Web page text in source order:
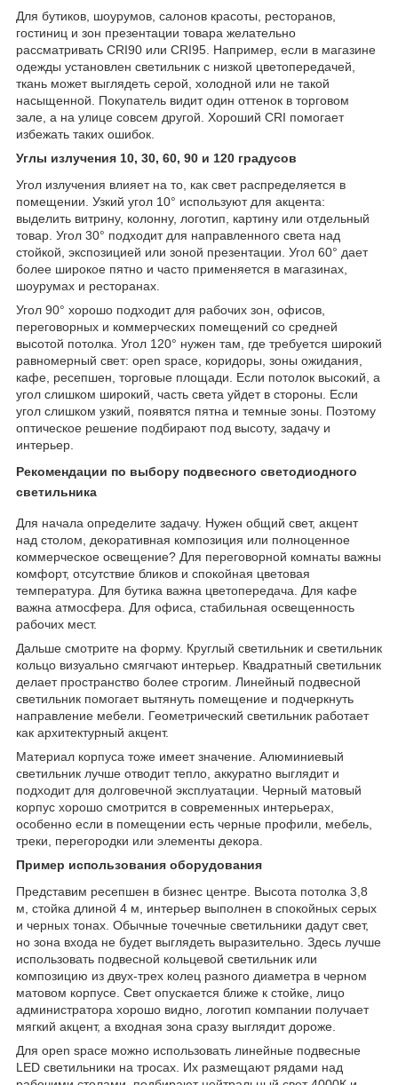
Для бутиков, шоурумов, салонов красоты, ресторанов,
гостиниц и зон презентации товара желательно
рассматривать CRI90 или CRI95. Например, если в магазине
одежды установлен светильник с низкой цветопередачей,
ткань может выглядеть серой, холодной или не такой
насыщенной. Покупатель видит один оттенок в торговом
зале, а на улице совсем другой. Хороший CRI помогает
избежать таких ошибок.
Углы излучения 10, 30, 60, 90 и 120 градусов
Угол излучения влияет на то, как свет распределяется в
помещении. Узкий угол 10° используют для акцента:
выделить витрину, колонну, логотип, картину или отдельный
товар. Угол 30° подходит для направленного света над
стойкой, экспозицией или зоной презентации. Угол 60° дает
более широкое пятно и часто применяется в магазинах,
шоурумах и ресторанах.
Угол 90° хорошо подходит для рабочих зон, офисов,
переговорных и коммерческих помещений со средней
высотой потолка. Угол 120° нужен там, где требуется широкий
равномерный свет: open space, коридоры, зоны ожидания,
кафе, ресепшен, торговые площади. Если потолок высокий, а
угол слишком широкий, часть света уйдет в стороны. Если
угол слишком узкий, появятся пятна и темные зоны. Поэтому
оптическое решение подбирают под высоту, задачу и
интерьер.
Рекомендации по выбору подвесного светодиодного
светильника
Для начала определите задачу. Нужен общий свет, акцент
над столом, декоративная композиция или полноценное
коммерческое освещение? Для переговорной комнаты важны
комфорт, отсутствие бликов и спокойная цветовая
температура. Для бутика важна цветопередача. Для кафе
важна атмосфера. Для офиса, стабильная освещенность
рабочих мест.
Дальше смотрите на форму. Круглый светильник и светильник
кольцо визуально смягчают интерьер. Квадратный светильник
делает пространство более строгим. Линейный подвесной
светильник помогает вытянуть помещение и подчеркнуть
направление мебели. Геометрический светильник работает
как архитектурный акцент.
Материал корпуса тоже имеет значение. Алюминиевый
светильник лучше отводит тепло, аккуратно выглядит и
подходит для долговечной эксплуатации. Черный матовый
корпус хорошо смотрится в современных интерьерах,
особенно если в помещении есть черные профили, мебель,
треки, перегородки или элементы декора.
Пример использования оборудования
Представим ресепшен в бизнес центре. Высота потолка 3,8
м, стойка длиной 4 м, интерьер выполнен в спокойных серых
и черных тонах. Обычные точечные светильники дадут свет,
но зона входа не будет выглядеть выразительно. Здесь лучше
использовать подвесной кольцевой светильник или
композицию из двух-трех колец разного диаметра в черном
матовом корпусе. Свет опускается ближе к стойке, лицо
администратора хорошо видно, логотип компании получает
мягкий акцент, а входная зона сразу выглядит дороже.
Для open space можно использовать линейные подвесные
LED светильники на тросах. Их размещают рядами над